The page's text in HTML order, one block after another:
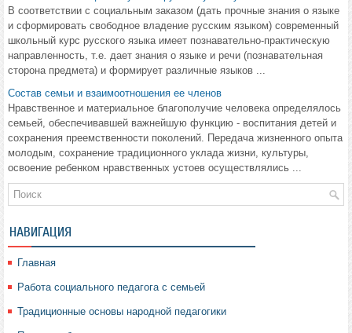
В соответствии с социальным заказом (дать прочные знания о языке
и сформировать свободное владение русским языком) современный
школьный курс русского языка имеет познавательно-практическую
направленность, т.е. дает знания о языке и речи (познавательная
сторона предмета) и формирует различные языков ...
Состав семьи и взаимоотношения ее членов
Нравственное и материальное благополучие человека определялось
семьей, обеспечивавшей важнейшую функцию - воспитания детей и
сохранения преемственности поколений. Передача жизненного опыта
молодым, сохранение традиционного уклада жизни, культуры,
освоение ребенком нравственных устоев осуществлялись ...
НАВИГАЦИЯ
Главная
Работа социального педагога с семьей
Традиционные основы народной педагогики